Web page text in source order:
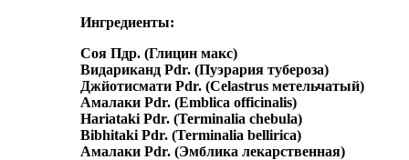
Ингредиенты:
Соя Пдр. (Глицин макс)
Видариканд Pdr. (Пуэрария тубероза)
Джйотисмати Pdr. (Celastrus метельчатый)
Амалаки Pdr. (Emblica officinalis)
Hariataki Pdr. (Terminalia chebula)
Bibhitaki Pdr. (Terminalia bellirica)
Амалаки Pdr. (Эмблика лекарственная)